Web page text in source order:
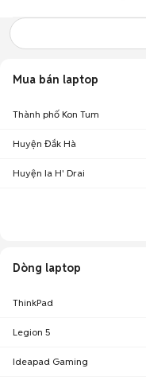
Mua bán laptop
Thành phố Kon Tum
Huyện Đắk Hà
Huyện Ia H' Drai
Dòng laptop
ThinkPad
Legion 5
Ideapad Gaming